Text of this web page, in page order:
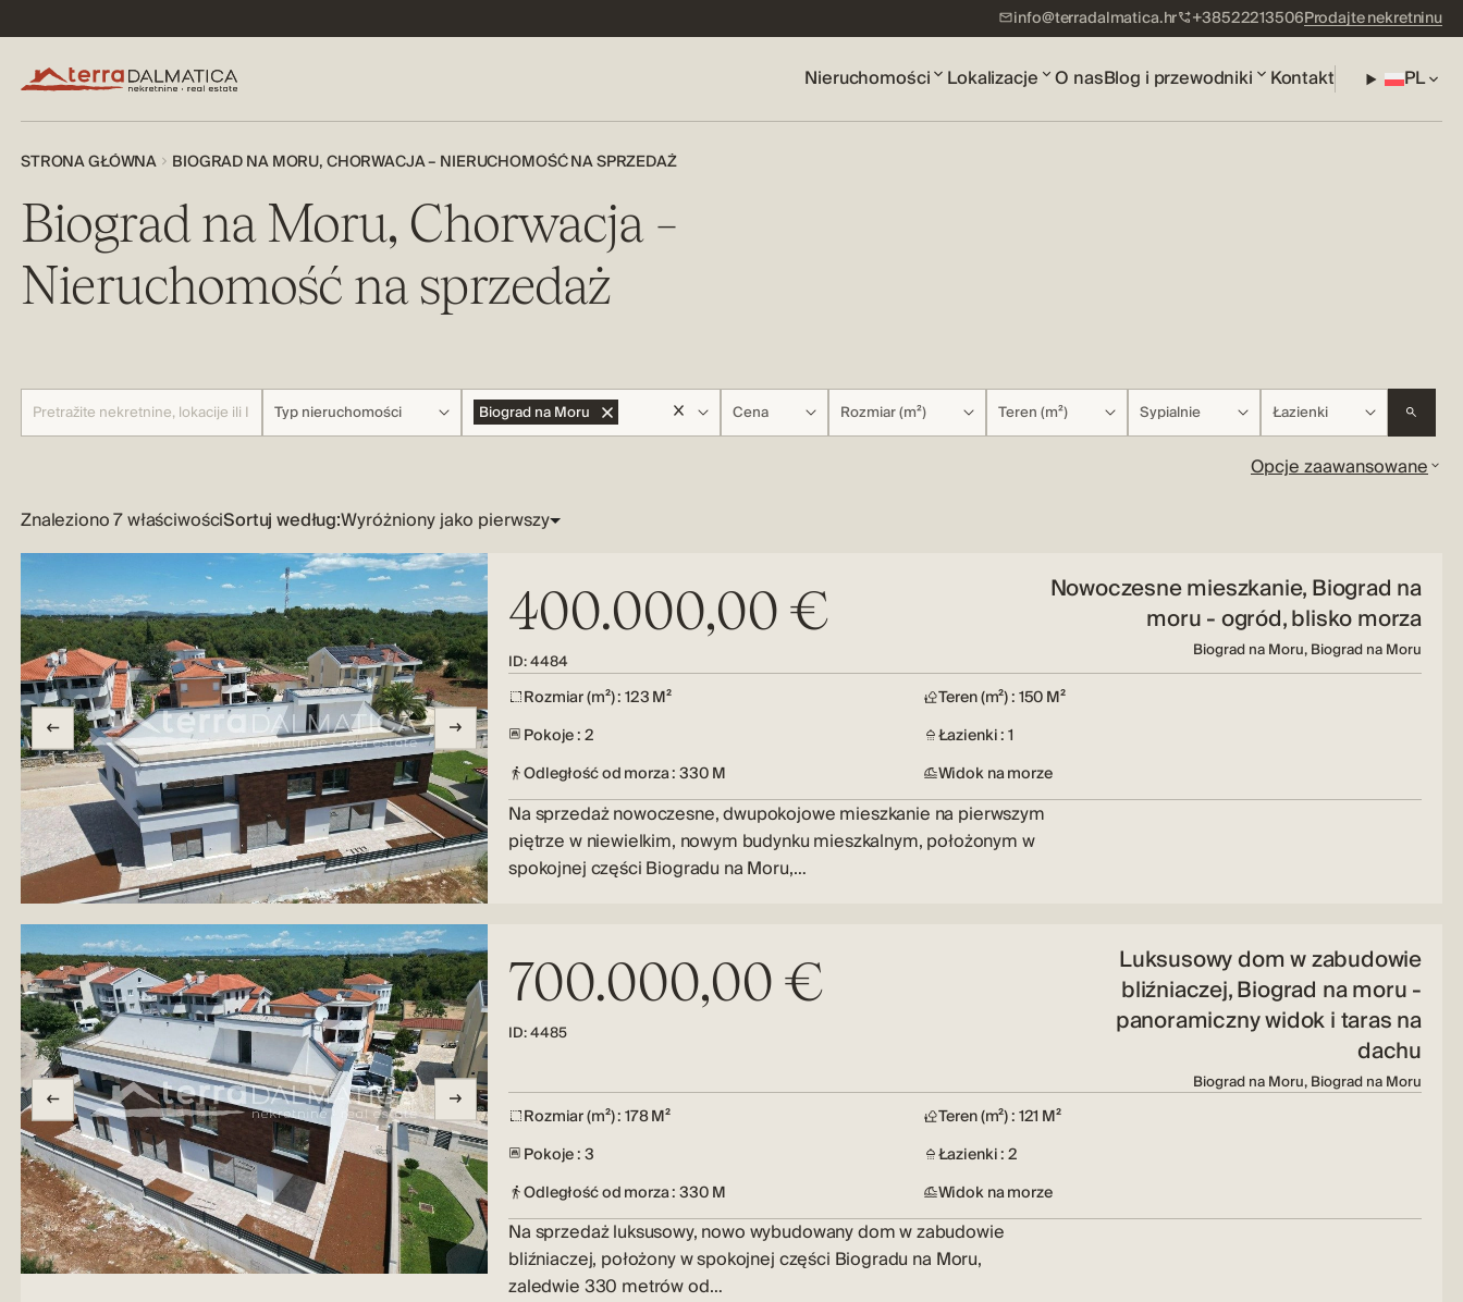
info@terradalmatica.hr +38522213506Prodajte nekretninu
Nieruchomości Lokalizacje O nasBlog i przewodniki Kontakt PL
STRONA GŁÓWNA BIOGRAD NA MORU, CHORWACJA – NIERUCHOMOŚĆ NA SPRZEDAŻ
Biograd na Moru, Chorwacja –
Nieruchomość na sprzedaż
Typ nieruchomości Biograd na Moru Cena Rozmiar (m²) Teren (m²) Sypialnie Łazienki
Opcje zaawansowane
Znaleziono 7 właściwościSortuj według:
400.000,00 €
ID: 4484
Nowoczesne mieszkanie, Biograd na
moru - ogród, blisko morza
Biograd na Moru, Biograd na Moru
Rozmiar (m²) : 123 M²
Teren (m²) : 150 M²
Pokoje : 2
Łazienki : 1
Odległość od morza : 330 M
Widok na morze
Na sprzedaż nowoczesne, dwupokojowe mieszkanie na pierwszym
piętrze w niewielkim, nowym budynku mieszkalnym, położonym w
spokojnej części Biogradu na Moru,…
700.000,00 €
ID: 4485
Luksusowy dom w zabudowie
bliźniaczej, Biograd na moru -
panoramiczny widok i taras na
dachu
Biograd na Moru, Biograd na Moru
Rozmiar (m²) : 178 M²
Teren (m²) : 121 M²
Pokoje : 3
Łazienki : 2
Odległość od morza : 330 M
Widok na morze
Na sprzedaż luksusowy, nowo wybudowany dom w zabudowie
bliźniaczej, położony w spokojnej części Biogradu na Moru,
zaledwie 330 metrów od…